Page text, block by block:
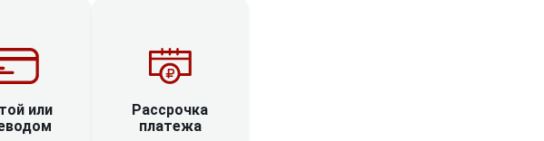
или
Рассрочка
платежа